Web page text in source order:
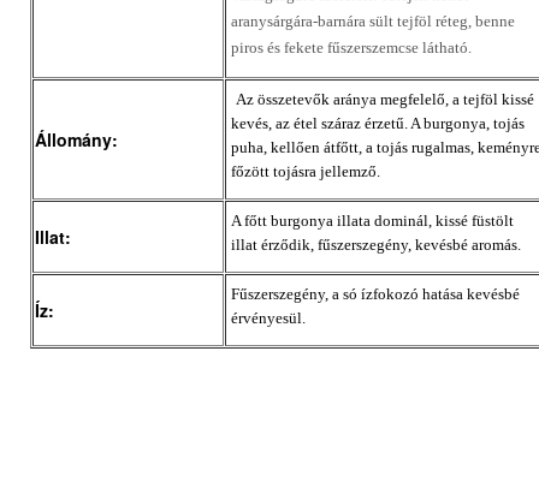
aranysárgára-barnára sült tejföl réteg, benne
piros és fekete fűszerszemcse látható.
Állomány:
Az összetevők aránya megfelelő, a tejföl kissé
kevés, az étel száraz érzetű. A burgonya, tojás
puha, kellően átfőtt, a tojás rugalmas,
főzött tojásra jellemző.
Illat:
A főtt burgonya illata dominál, kissé füstölt
illat érződik, fűszerszegény, kevésbé aromás.
Íz:
Fűszerszegény, a só ízfokozó hatása kevésbé
érvényesül.